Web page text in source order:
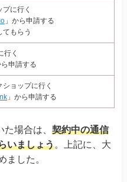
に行く
」から申請する
もらう
行く
ら申請する
ョップに行く
」から申請する
場合は、 契約中の通信
いましょう。上記に、大
ました。